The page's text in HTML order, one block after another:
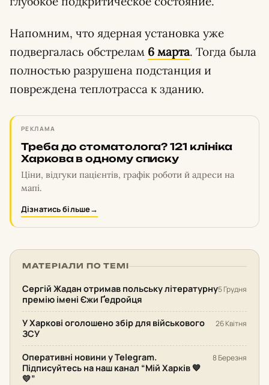
Напомним, что ядерная установка уже
подвергалась обстрелам 6 марта. Тогда была
полностью разрушена подстанция и
повреждена теплотрасса к зданию.
РЕКЛАМА
Треба до стоматолога? 121 клініка
Харкова в одному списку
Ціни, відгуки пацієнтів, графік роботи й адреси на
мапі.
Дізнатись більше→
МАТЕРІАЛИ ПО ТЕМІ
Сергій Жадан отримав польську літературну
премію імені Єжи Ґедройця
5 Грудня
У Харкові оголошено збір для військового
ЗСУ
26 Квітня
Оперативні новини у Telegram.
Підписуйтесь на наш канал “Мій Харків 💙
💛”
8 Березня